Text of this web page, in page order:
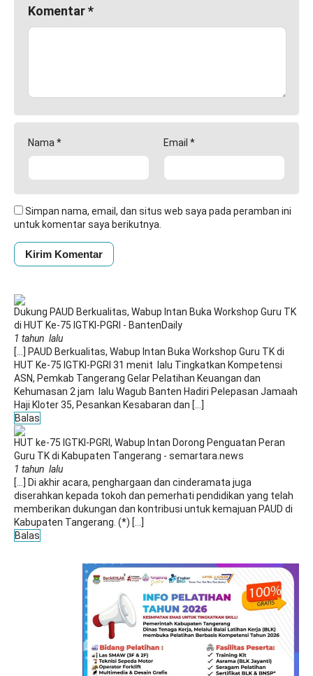
Komentar*
Nama* Email *
Simpan nama, email, dan situs web saya pada peramban ini
untuk komentar saya berikutnya.
Dukung PAUD Berkualitas, Wabup Intan Buka Workshop Guru TK
di HUT Ke-75 IGTKI-PGRI - BantenDaily
1 tahun lalu
[…] PAUD Berkualitas, Wabup Intan Buka Workshop Guru TK di
HUT Ke-75 IGTKI-PGRI 31 menit lalu Tingkatkan Kompetensi
ASN, Pemkab Tangerang Gelar Pelatihan Keuangan dan
Kehumasan 2 jam lalu Wagub Banten Hadiri Pelepasan Jamaah
Haji Kloter 35, Pesankan Kesabaran dan […]
Balas
HUT ke-75 IGTKI-PGRI, Wabup Intan Dorong Penguatan Peran
Guru TK di Kabupaten Tangerang - semartara.news
1 tahun lalu
[…] Di akhir acara, penghargaan dan cinderamata juga
diserahkan kepada tokoh dan pemerhati pendidikan yang telah
memberikan dukungan dan kontribusi untuk kemajuan PAUD di
Kabupaten Tangerang. (*) […]
Balas